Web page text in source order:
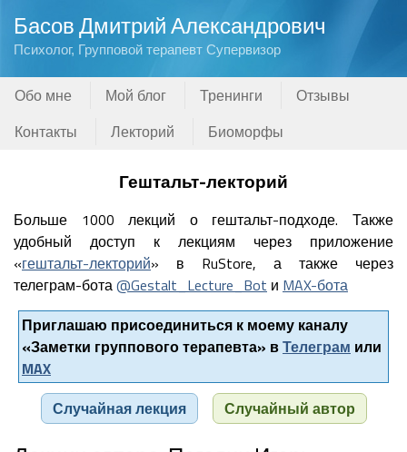
Басов Дмитрий Александрович
Психолог, Групповой терапевт Супервизор
Обо мне Мой блог Тренинги
Отзывы
Контакты
Лекторий Биоморфы
Гештальт-лекторий
Больше 1000 лекций о гештальт-подходе. Также
удобный доступ к лекциям через приложение
«гештальт-лекторий» в RuStore, а также через
телеграм-бота@Gestalt_Lecture_Bot и MAX-бота
Приглашаю присоединиться к моему каналу
«Заметки группового терапевта» вТелеграм или
MAX
Случайная лекция
Случайный автор